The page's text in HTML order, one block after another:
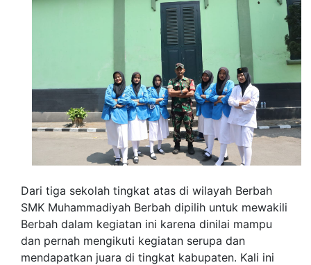
Dari tiga sekolah tingkat atas di wilayah Berbah
SMK Muhammadiyah Berbah dipilih untuk mewakili
Berbah dalam kegiatan ini karena dinilai mampu
dan pernah mengikuti kegiatan serupa dan
mendapatkan juara di tingkat kabupaten. Kali ini